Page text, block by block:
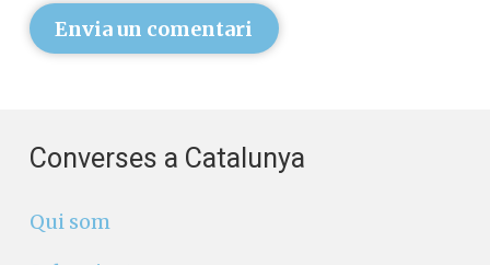
Envia un comentari
Converses a Catalunya
Qui som